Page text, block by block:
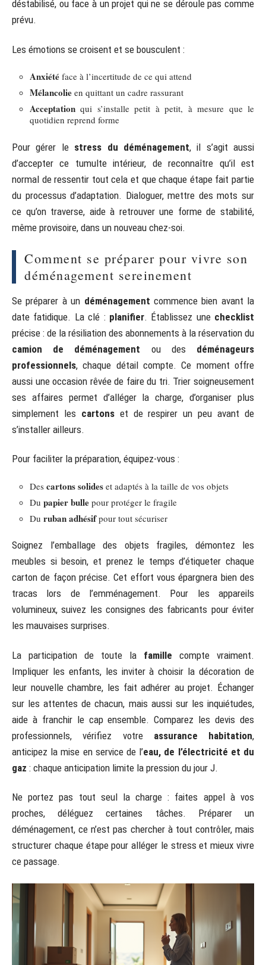
déstabilisé, ou face à un projet qui ne se déroule pas comme
prévu.
Les émotions se croisent et se bousculent :
Anxiété face à l’incertitude de ce qui attend
Mélancolie en quittant un cadre rassurant
Acceptation qui s’installe petit à petit, à mesure que le
quotidien reprend forme
Pour gérer le stress du déménagement, il s’agit aussi
d’accepter ce tumulte intérieur, de reconnaître qu’il est
normal de ressentir tout cela et que chaque étape fait partie
du processus d’adaptation. Dialoguer, mettre des mots sur
ce qu’on traverse, aide à retrouver une forme de stabilité,
même provisoire, dans un nouveau chez-soi.
Comment se préparer pour vivre son
déménagement sereinement
Se préparer à un déménagement commence bien avant la
date fatidique. La clé : planifier. Établissez une checklist
précise : de la résiliation des abonnements à la réservation du
camion de déménagement ou des déménageurs
professionnels, chaque détail compte. Ce moment offre
aussi une occasion rêvée de faire du tri. Trier soigneusement
ses affaires permet d’alléger la charge, d’organiser plus
simplement les cartonset de respirer un peu avant de
s’installer ailleurs.
Pour faciliter la préparation, équipez-vous :
Des cartons solides et adaptés à la taille de vos objets
Du papier bulle pour protéger le fragile
Du ruban adhésifpour tout sécuriser
Soignez l’emballage des objets fragiles, démontez les
meubles si besoin, et prenez le temps d’étiqueter chaque
carton de façon précise. Cet effort vous épargnera bien des
tracas lors de l’emménagement. Pour les appareils
volumineux, suivez les consignes des fabricants pour éviter
les mauvaises surprises.
La participation de toute la famille compte vraiment.
Impliquer les enfants, les inviter à choisir la décoration de
leur nouvelle chambre, les fait adhérer au projet. Échanger
sur les attentes de chacun, mais aussi sur les inquiétudes,
aide à franchir le cap ensemble. Comparez les devis des
professionnels, vérifiez votre assurance habitation,
anticipez la mise en service de l’eau, de l’électricité et du
gaz : chaque anticipation limite la pression du jour J.
Ne portez pas tout seul la charge : faites appel à vos
proches, déléguez certaines tâches. Préparer un
déménagement, ce n’est pas chercher à tout contrôler, mais
structurer chaque étape pour alléger le stress et mieux vivre
ce passage.